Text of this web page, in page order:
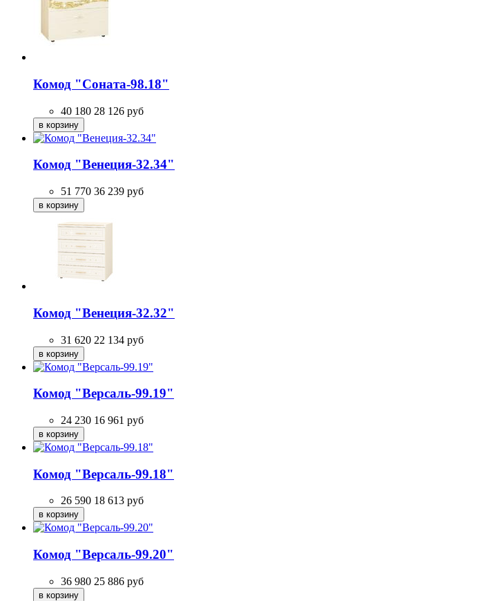
Комод "Соната-98.18"
40 180 28 126 руб
Комод "Венеция-32.34"
51 770 36 239 руб
Комод "Венеция-32.32"
31 620 22 134 руб
Комод "Версаль-99.19"
24 230 16 961 руб
Комод "Версаль-99.18"
26 590 18 613 руб
Комод "Версаль-99.20"
36 980 25 886 руб